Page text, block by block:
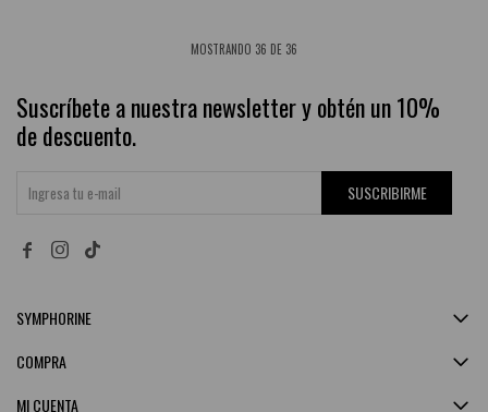
MOSTRANDO 36 DE 36
Suscríbete a nuestra newsletter y obtén un 10%
de descuento.
SUSCRIBIRME
 
SYMPHORINE
MI CUENTA
COMPRA